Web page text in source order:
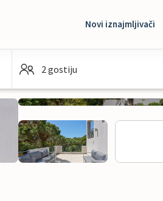
Novi iznajmljivači
2 gostiju